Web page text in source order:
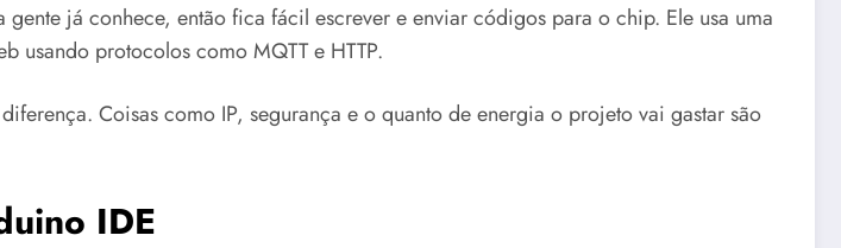
já conhece, então fica fácil escrever e enviar códigos para o chip. Ele usa uma
usando protocolos como MQTT e HTTP.
Coisas como IP, segurança e o quanto de energia o projeto vai gastar são
IDE